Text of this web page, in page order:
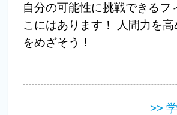
自分の可能性に挑戦できるフ
こにはあります！ 人間力を
をめざそう！
>>